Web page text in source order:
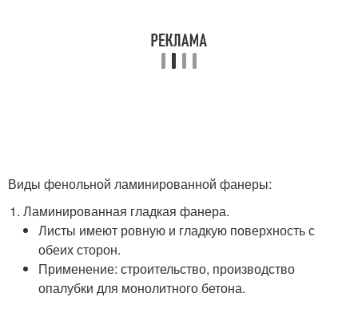
Виды фенольной ламинированной фанеры:
Ламинированная гладкая фанера.
Листы имеют ровную и гладкую поверхность с
обеих сторон.
Применение: строительство, производство
опалубки для монолитного бетона.